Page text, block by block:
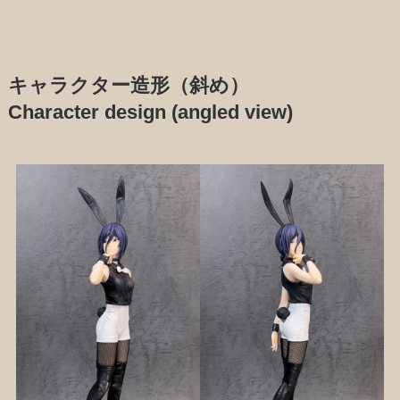
キャラクター造形（斜め）
Character design (angled view)